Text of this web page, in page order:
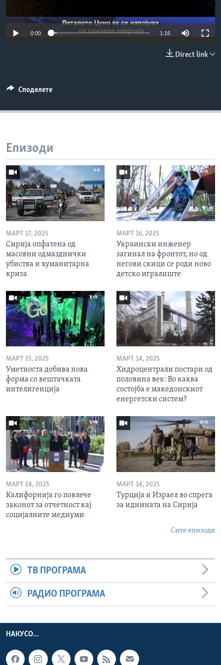
Јазици
0:00 1:16
Direct link
Споделете
Епизоди
МАРТ 17, 2025
Сирија опфатена од
масовни одмазднички
убиства и хуманитарна
криза
МАРТ 16, 2025
Украински инженер
загинал на фронтот, но од
негови скици се роди ново
детско игралиште
МАРТ 15, 2025
Уметноста добива нова
форма со вештачката
интелигенција
МАРТ 14, 2025
Хидроцентрали постари од
половина век: Во каква
состојба е македонскиот
енергетски систем?
МАРТ 14, 2025
Калифорнија го повлече
законот за отчетност кај
социјалните медиуми
МАРТ 14, 2025
Турција и Израел во спрега
за иднината на Сирија
Сите епизоди
ТВ ПРОГРАМА
РАДИО ПРОГРАМА
НАКУСО...